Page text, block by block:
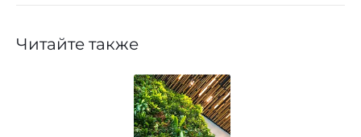
Читайте также